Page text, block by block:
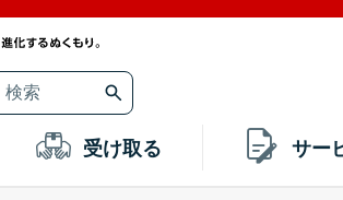
受け取る サー